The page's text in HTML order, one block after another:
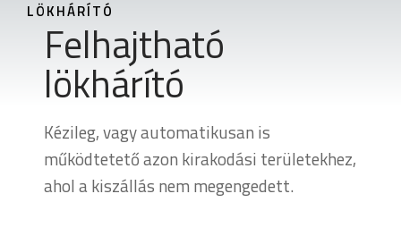
LÖKHÁRÍTÓ
Felhajtható
lökhárító
Kézileg, vagy automatikusan is
működtetető azon kirakodási területekhez,
ahol a kiszállás nem megengedett.